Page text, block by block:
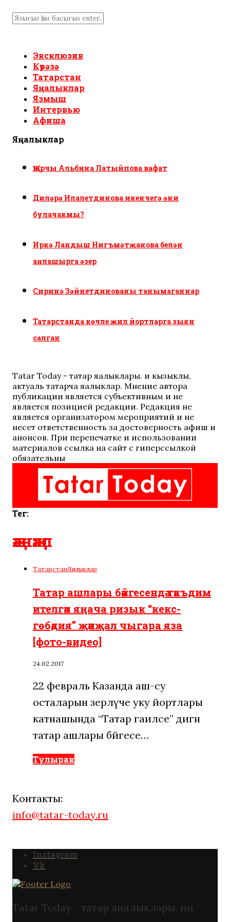
Эксклюзив
Күрәзә
Татарстан
Яңалыклар
Язмыш
Интервью
Афиша
Яңалыклар
Җырчы Альбина Латыйпова вафат
Диләрә Илалетдинова икенчегә әни
булачакмы?
Иркә Ландыш Нигъмәтҗанова белән
аңлашырга әзер
Сиринә Зәйнетдинованы танымаганнар
Татарстанда көчле җил йортларга зыян
салган
Tatar Today - татар яңалыклары. иң кызыклы,
актуаль татарча яңалыклар. Мнение автора
публикации является субъективным и не
является позицией редакции. Редакция не
является организатором мероприятий и не
несет ответственность за достоверность афиш и
анонсов. При перепечатке и использовании
материалов ссылка на сайт с гиперссылкой
обязательны
Тег:
җәнҗал
ТатарстанЯңалыклар
Татар ашлары бәйгесендә тәкъдим
ителгән яңача ризык “кекс-
гөбәдия” җәнҗал чыгара яза
[фото-видео]
24.02.2017
22 февраль Казанда аш-су
осталарын әзерләүче уку йортлары
катнашында “Татар гаиләсе” дигән
татар ашлары бәйгесе…
Тулырак
Контакты:
info@tatar-today.ru
Instagram
Vk
Tatar Today - татар яңалыклары. иң